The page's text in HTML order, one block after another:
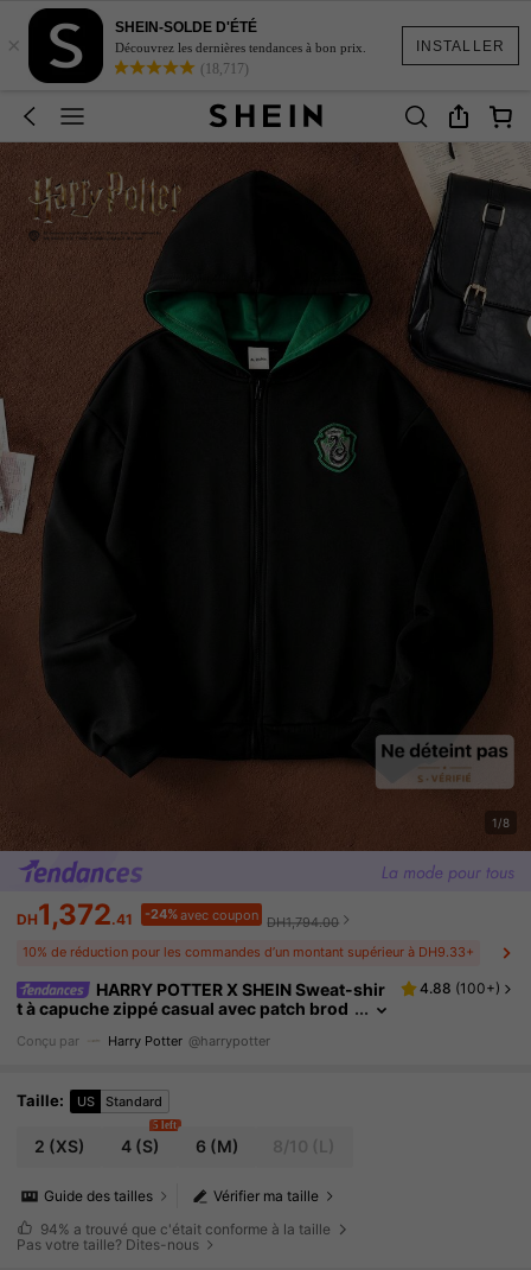
INSTALLER
×
SHEIN-SOLDE D'ÉTÉ
Découvrez les dernières tendances à bon prix.
(18,717)
1/8
DH1,372.41 -24%avec coupon DH1,794.00
10% de réduction pour les commandes d’un montant supérieur à DH9.33+
HARRY POTTER X SHEIN Sweat-shir
t à capuche zippé casual avec patch brod
4.88 (100+)
Conçu par Harry Potter @harrypotter
Taille: US Standard
2 (XS) 4(S)
5 left
6 (M)
Vérifier ma taille
Guide des tailles
94% a trouvé que c'était conforme à la taille
Pas votre taille? Dites-nous